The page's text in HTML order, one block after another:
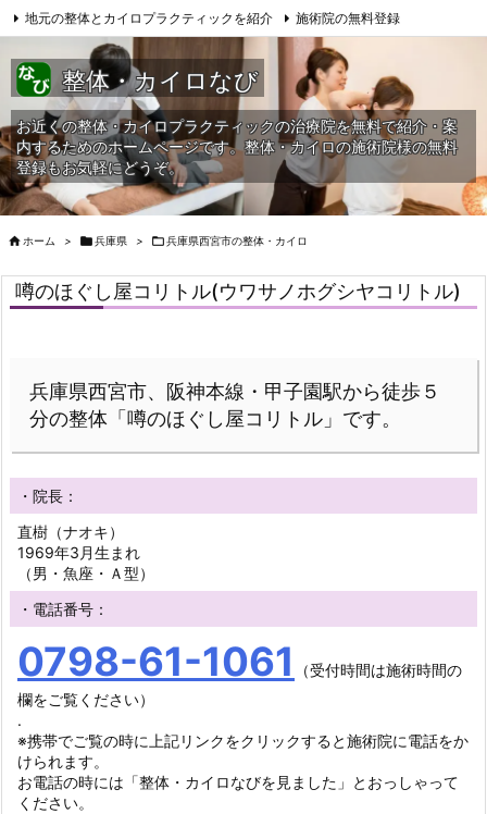
地元の整体とカイロプラクティックを紹介 施術院の無料登録
サイトマップ 当HPへの問合せ
整体・カイロなび
お近くの整体・カイロプラクティックの治療院を無料で紹介・案
内するためのホームページです。整体・カイロの施術院様の無料
登録もお気軽にどうぞ。
 ホーム > 兵庫県 > 兵庫県西宮市の整体・カイロ
噂のほぐし屋コリトル(ウワサノホグシヤコリトル)
兵庫県西宮市、阪神本線・甲子園駅から徒歩５
分の整体「噂のほぐし屋コリトル」です。
・院長：
直樹（ナオキ）
1969年3月生まれ
（男・魚座・Ａ型）
・電話番号：
0798-61-1061
（受付時間は施術時間の
欄をご覧ください）
.
※携帯でご覧の時に上記リンクをクリックすると施術院に電話をか
けられます。
お電話の時には「整体・カイロなびを見ました」とおっしゃって
ください。